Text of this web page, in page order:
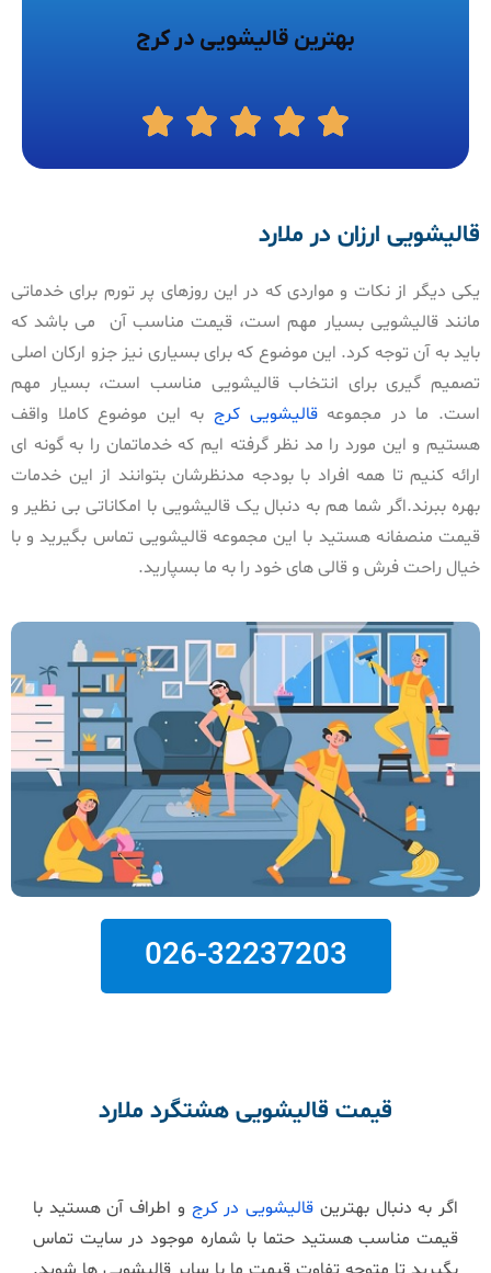
بهترین قالیشویی در کرج
قالیشویی ارزان در ملارد
یکی دیگر از نکات و مواردی که در این روزهای پر تورم برای خدماتی
مانند قالیشویی بسیار مهم است، قیمت مناسب آن می باشد که
باید به آن توجه کرد. این موضوع که برای بسیاری نیز جزو ارکان اصلی
تصمیم گیری برای انتخاب قالیشویی مناسب است، بسیار مهم
است. ما در مجموعهقالیشویی کرج به این موضوع کاملا واقف
هستیم و این مورد را مد نظر گرفته ایم که خدماتمان را به گونه ای
ارائه کنیم تا همه افراد با بودجه مدنظرشان بتوانند از این خدمات
بهره ببرند.اگر شما هم به دنبال یک قالیشویی با امکاناتی بی نظیر و
قیمت منصفانه هستید با این مجموعه قالیشویی تماس بگیرید و با
خیال راحت فرش و قالی های خود را به ما بسپارید.
026-32237203
قیمت قالیشویی هشتگرد ملارد
اگر به دنبال بهترین قالیشویی در کرج و اطراف آن هستید با
قیمت مناسب هستید حتما با شماره موجود در سایت تماس